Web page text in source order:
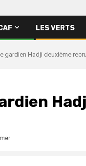
LES VERTS
gardien Hadji deuxième